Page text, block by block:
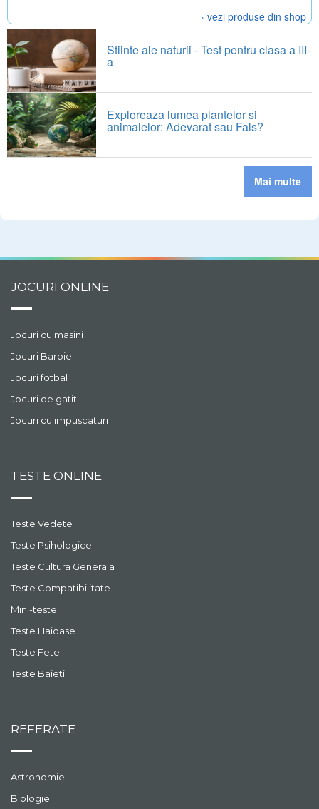
› vezi produse din shop
Stiinte ale naturii - Test pentru clasa a III-
a
Exploreaza lumea plantelor si
animalelor: Adevarat sau Fals?
Mai multe
JOCURI ONLINE
Jocuri cu masini
Jocuri Barbie
Jocuri fotbal
Jocuri de gatit
Jocuri cu impuscaturi
TESTE ONLINE
Teste Vedete
Teste Psihologice
Teste Cultura Generala
Teste Compatibilitate
Mini-teste
Teste Haioase
Teste Fete
Teste Baieti
REFERATE
Astronomie
Biologie